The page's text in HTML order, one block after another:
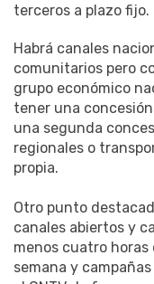
terceros a plazo fijo.
Habrá canales
comunitarios pero
grupo económico
tener una
una segunda
regionales o
propia.
Otro punto
canales abiertos y
menos cuatro
semana y